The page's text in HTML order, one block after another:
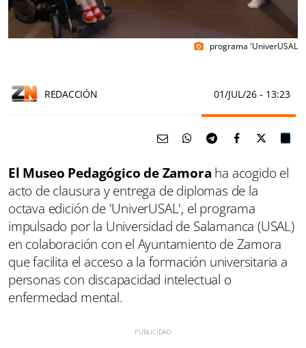
photo_camera programa 'UniverUSAL
REDACCIÓN 01/JUL/26 - 13:23
El Museo Pedagógico de Zamora ha acogido el
acto de clausura y entrega de diplomas de la
octava edición de 'UniverUSAL', el programa
impulsado por la Universidad de Salamanca (USAL)
en colaboración con el Ayuntamiento de Zamora
que facilita el acceso a la formación universitaria a
personas con discapacidad intelectual o
enfermedad mental.